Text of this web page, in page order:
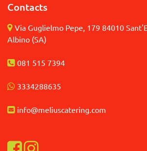
Contacts
Via Guglielmo Pepe, 179 84010
Albino (SA)
081 515 7394
3334288635
info@meliuscatering.com
Visualizza la nostra pagina Facebook
Visualizza il nostro profilo